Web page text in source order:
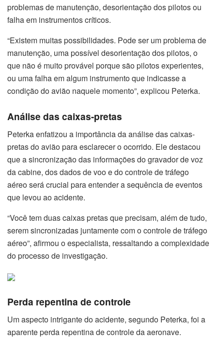
problemas de manutenção, desorientação dos pilotos ou
falha em instrumentos críticos.
“Existem muitas possibilidades. Pode ser um problema de
manutenção, uma possível desorientação dos pilotos, o
que não é muito provável porque são pilotos experientes,
ou uma falha em algum instrumento que indicasse a
condição do avião naquele momento”, explicou Peterka.
Análise das caixas-pretas
Peterka enfatizou a importância da análise das caixas-
pretas do avião para esclarecer o ocorrido. Ele destacou
que a sincronização das informações do gravador de voz
da cabine, dos dados de voo e do controle de tráfego
aéreo será crucial para entender a sequência de eventos
que levou ao acidente.
“Você tem duas caixas pretas que precisam, além de tudo,
serem sincronizadas juntamente com o controle de tráfego
aéreo”, afirmou o especialista, ressaltando a complexidade
do processo de investigação.
Perda repentina de controle
Um aspecto intrigante do acidente, segundo Peterka, foi a
aparente perda repentina de controle da aeronave.